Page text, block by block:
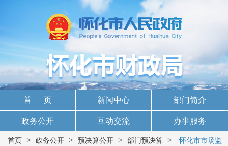
首 页 新闻中心 部门简介
政务公开 互动交流 办事服务
首页 > 政务公开 > 预决算公开 > 部门预决算 >
怀化市市场监